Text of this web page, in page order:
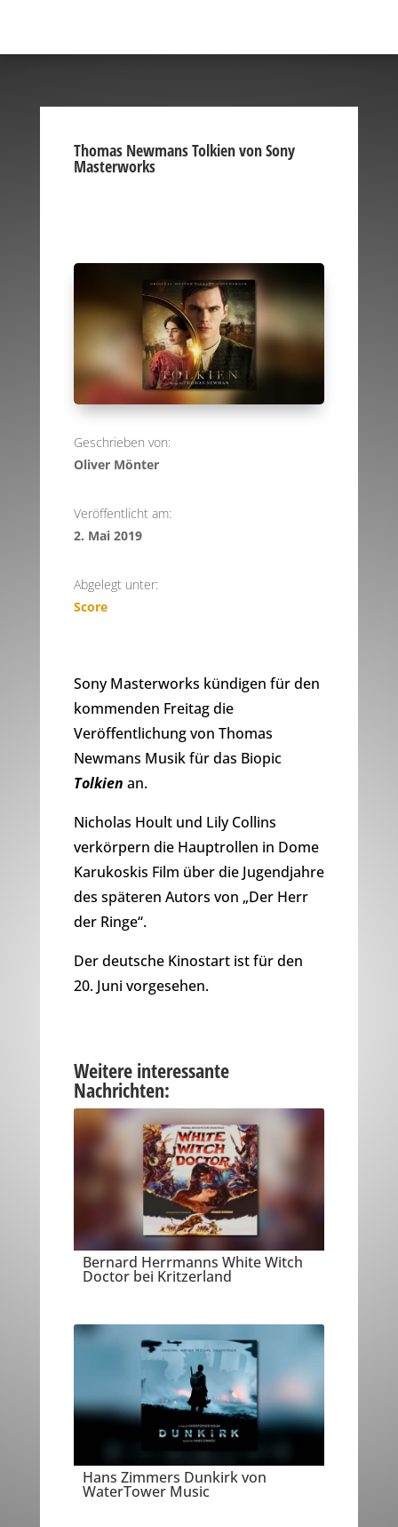
Thomas Newmans Tolkien von Sony
Masterworks
Geschrieben von:
Oliver Mönter
Veröffentlicht am:
2. Mai 2019
Abgelegt unter:
Score
Sony Masterworks kündigen für den
kommenden Freitag die
Veröffentlichung von Thomas
Newmans Musik für das Biopic
Tolkien an.
Nicholas Hoult und Lily Collins
verkörpern die Hauptrollen in Dome
Karukoskis Film über die Jugendjahre
des späteren Autors von „Der Herr
der Ringe“.
Der deutsche Kinostart ist für den
20. Juni vorgesehen.
Weitere interessante
Nachrichten:
Bernard Herrmanns White Witch
Doctor bei Kritzerland
Hans Zimmers Dunkirk von
WaterTower Music